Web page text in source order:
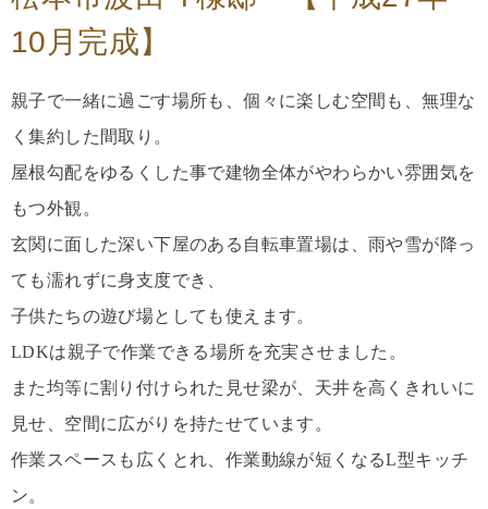
10月完成】
親子で一緒に過ごす場所も、個々に楽しむ空間も、無理な
く集約した間取り。
屋根勾配をゆるくした事で建物全体がやわらかい雰囲気を
もつ外観。
玄関に面した深い下屋のある自転車置場は、雨や雪が降っ
ても濡れずに身支度でき、
子供たちの遊び場としても使えます。
LDKは親子で作業できる場所を充実させました。
また均等に割り付けられた見せ梁が、天井を高くきれいに
見せ、空間に広がりを持たせています。
作業スペースも広くとれ、作業動線が短くなるL型キッチ
ン。